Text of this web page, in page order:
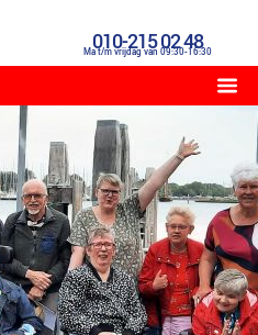
010-215 02 48
Ma t/m vrijdag van 09:30-16:30